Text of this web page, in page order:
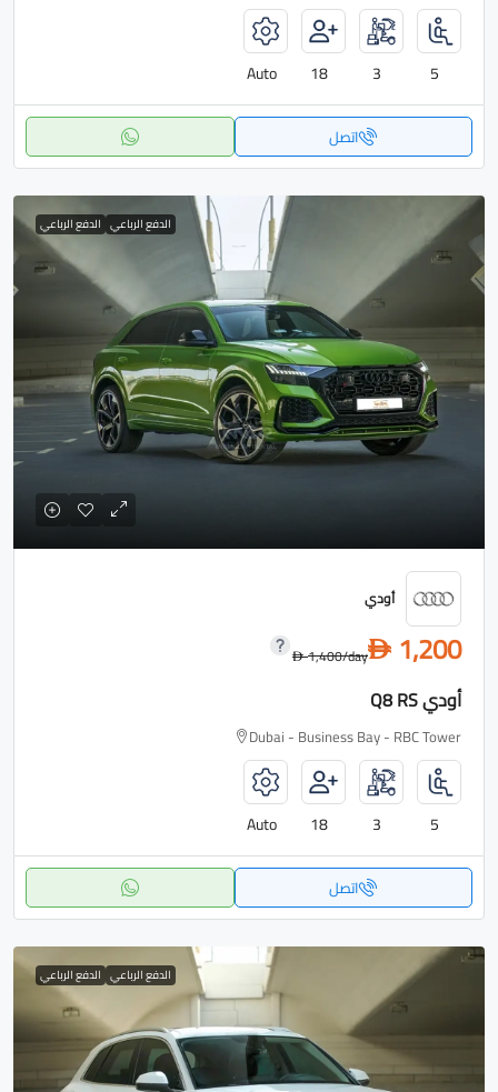
5
3
18
Auto
اتصل
الدفع الرباعي الدفع الرباعي
أودي
D 1,200
D1,400/day
أودي Q8 RS
Dubai - Business Bay - RBC Tower
5
3
18
Auto
اتصل
الدفع الرباعي الدفع الرباعي